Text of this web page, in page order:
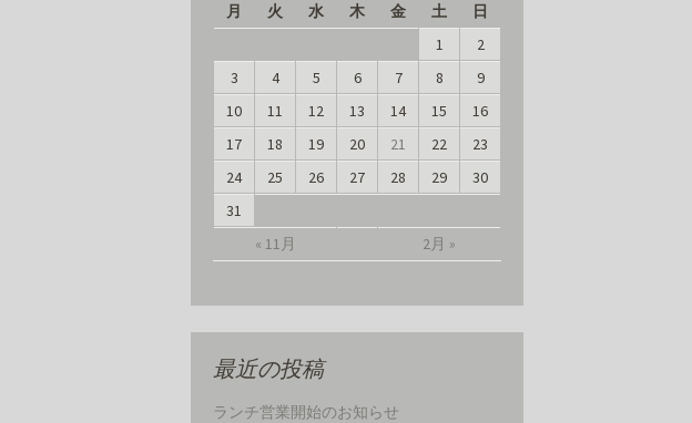
月
火 水 木 金 土 日
« 11月 2月 »
1
2
3
4 5 6 7 8
9
10
11 12 13 14 15
16
17
18 19 20 21 22
23
24
25 26 27 28 29
30
31
最近の投稿
ランチ営業開始のお知らせ